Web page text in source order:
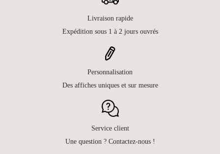
Livraison rapide
Expédition sous 1 à 2 jours ouvrés
Personnalisation
Des affiches uniques et sur mesure
Service client
Une question ? Contactez-nous !